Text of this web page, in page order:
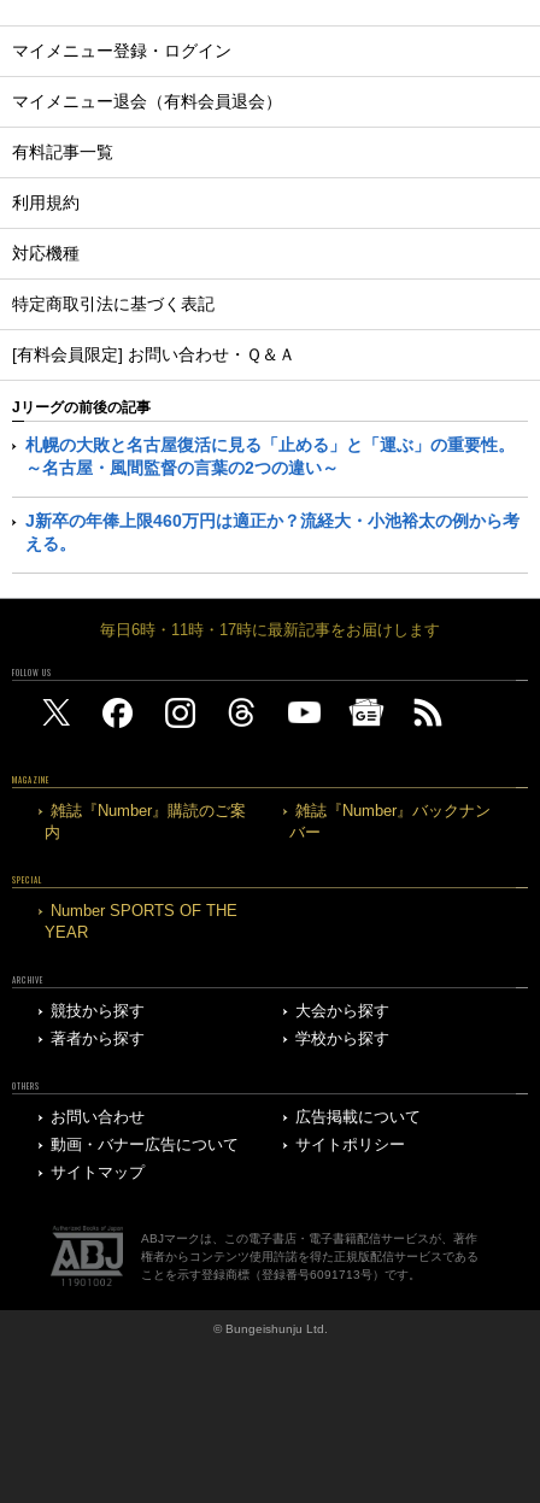
マイメニュー登録・ログイン
マイメニュー退会（有料会員退会）
有料記事一覧
利用規約
対応機種
特定商取引法に基づく表記
[有料会員限定] お問い合わせ・Ｑ＆Ａ
Jリーグの前後の記事
札幌の大敗と名古屋復活に見る「止める」と「運ぶ」の重要性。
～名古屋・風間監督の言葉の2つの違い～
J新卒の年俸上限460万円は適正か？流経大・小池裕太の例から考
える。
毎日6時・11時・17時に最新記事をお届けします
FOLLOW US
MAGAZINE
雑誌『Number』購読のご案
内
雑誌『Number』バックナン
バー
SPECIAL
Number SPORTS OF THE
YEAR
ARCHIVE
競技から探す
大会から探す
著者から探す
学校から探す
OTHERS
お問い合わせ
広告掲載について
動画・バナー広告について
サイトポリシー
サイトマップ
ABJマークは、この電子書店・電子書籍配信サービスが、著作
権者からコンテンツ使用許諾を得た正規版配信サービスである
ことを示す登録商標（登録番号6091713号）です。
© Bungeishunju Ltd.